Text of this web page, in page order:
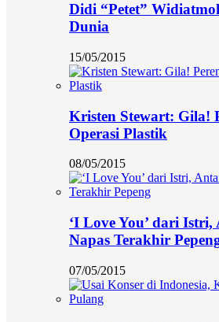
Didi “Petet”
Dunia
15/05/2015
Kristen Stewart: Gila!
Operasi Plastik
08/05/2015
‘I Love You’ dari
Napas Terakhir
07/05/2015